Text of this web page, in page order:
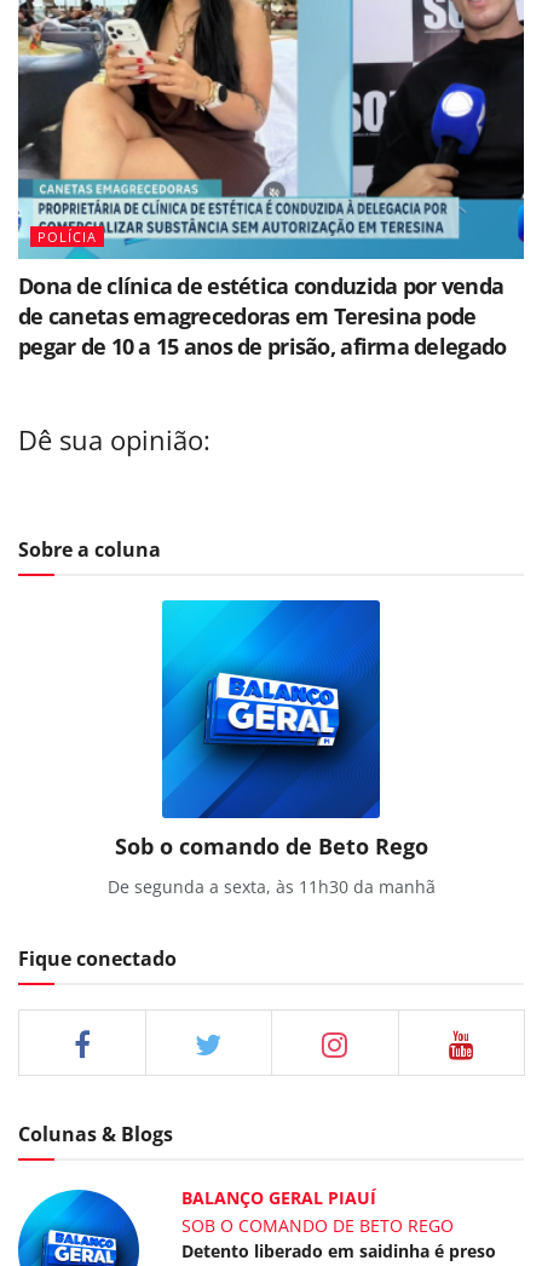
POLÍCIA
Dona de clínica de estética conduzida por venda
de canetas emagrecedoras em Teresina pode
pegar de 10 a 15 anos de prisão, afirma delegado
Dê sua opinião:
Sobre a coluna
Sob o comando de Beto Rego
De segunda a sexta, às 11h30 da manhã
Fique conectado
Colunas & Blogs
BALANÇO GERAL PIAUÍ
SOB O COMANDO DE BETO REGO
Detento liberado em saidinha é preso